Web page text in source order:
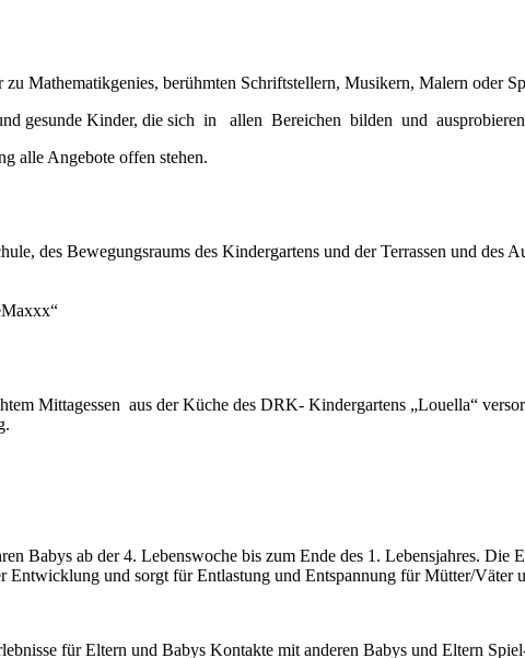
Mathematikgenies, berühmten Schriftstellern, Musikern, Malern oder
gesunde Kinder, die sich in allen Bereichen bilden und
alle Angebote offen stehen.
des Bewegungsraums des Kindergartens und der Terrassen und des
Mittagessen aus der Küche des DRK- Kindergartens „Louella“
Babys ab der 4. Lebenswoche bis zum Ende des 1. Lebensjahres.
Entwicklung und sorgt für Entlastung und Entspannung für Mütter/Väter
für Eltern und Babys Kontakte mit anderen Babys und Eltern